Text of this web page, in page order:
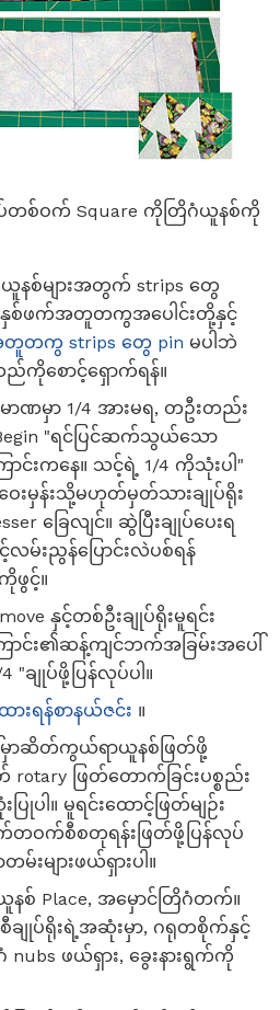
ပ်တစ်ဝက် Square ကိုတြိဂံယူနစ်ကို
နစ်များအတွက် strips တွေ
စ်ဖက်အတူတကွအပေါင်းတို့နှင့်
တကွ strips တွေ pin မပါဘဲ
ကိုစောင့်ရှောက်ရန်။
ာဏမှာ 1/4 အားမရ, တဦးတည်း
"ရင်ပြင်ဆက်သွယ်သော
ောင်းကနေ။ သင့်ရဲ့ 1/4 ကိုသုံးပါ"
မှန်းသို့မဟုတ်မှတ်သားချုပ်ရိုး
ခြေလျင်။ ဆွဲပြီးချုပ်ပေးရ
မ်းညွန်ပြောင်းလဲပစ်ရန်
ဖွင့်။
နှင့်တစ်ဦးချုပ်ရိုးမူရင်း
ောင်း၏ဆန့်ကျင်ဘက်အခြမ်းအပေါ်
"ချုပ်ဖို့ပြန်လုပ်ပါ။
းရန်စာနယ်ဇင်း ။
မှာဆိတ်ကွယ်ရာယူနစ်ဖြတ်ဖို့
ဖြတ်တောက်ခြင်းပစ္စည်း
ပါ။ မူရင်းထောင့်ဖြတ်မျဉ်း
က်တဝက်စီစတုရန်းဖြတ်ဖို့ပြန်လုပ်
းများဖယ်ရှားပါ။
Place, အမှောင်တြိဂံတက်။
စီချုပ်ရိုးရဲ့အဆုံးမှာ, ဂရုတစိုက်နှင့်
ဖယ်ရှား, ခွေးနားရွက်ကို